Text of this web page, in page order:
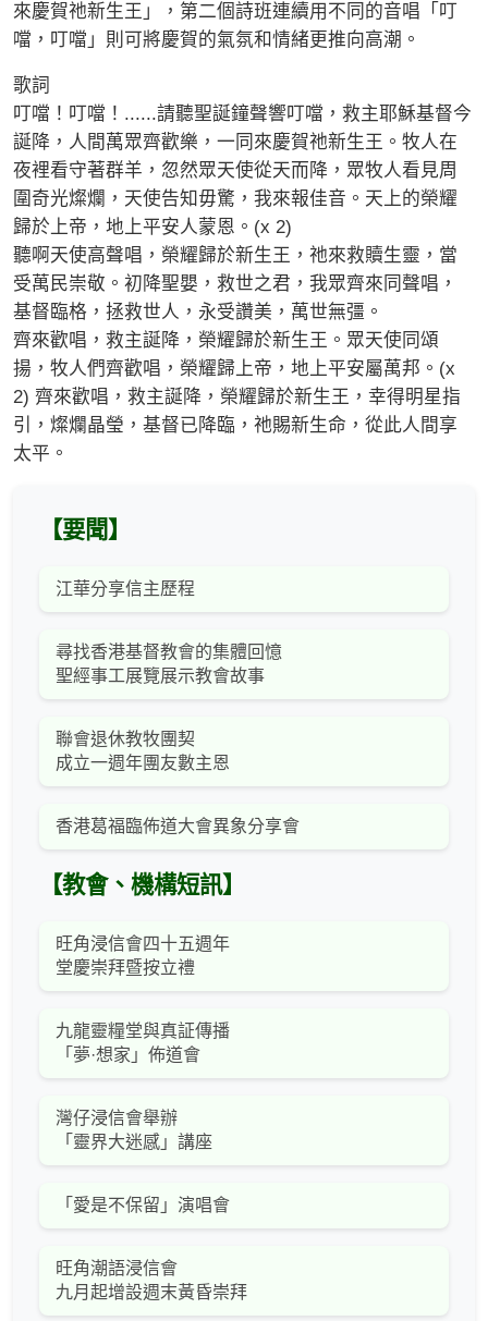
來慶賀祂新生王」，第二個詩班連續用不同的音唱「叮
噹，叮噹」則可將慶賀的氣氛和情緒更推向高潮。
歌詞
叮噹！叮噹！......請聽聖誕鐘聲響叮噹，救主耶穌基督今
誕降，人間萬眾齊歡樂，一同來慶賀祂新生王。牧人在
夜裡看守著群羊，忽然眾天使從天而降，眾牧人看見周
圍奇光燦爛，天使告知毋驚，我來報佳音。天上的榮耀
歸於上帝，地上平安人蒙恩。(x 2)
聽啊天使高聲唱，榮耀歸於新生王，祂來救贖生靈，當
受萬民崇敬。初降聖嬰，救世之君，我眾齊來同聲唱，
基督臨格，拯救世人，永受讚美，萬世無彊。
齊來歡唱，救主誕降，榮耀歸於新生王。眾天使同頌
揚，牧人們齊歡唱，榮耀歸上帝，地上平安屬萬邦。(x
2) 齊來歡唱，救主誕降，榮耀歸於新生王，幸得明星指
引，燦爛晶瑩，基督已降臨，祂賜新生命，從此人間享
太平。
【要聞】
江華分享信主歷程
尋找香港基督教會的集體回憶
聖經事工展覽展示教會故事
聯會退休教牧團契
成立一週年團友數主恩
香港葛福臨佈道大會異象分享會
【教會、機構短訊】
旺角浸信會四十五週年
堂慶崇拜暨按立禮
九龍靈糧堂與真証傳播
「夢·想家」佈道會
灣仔浸信會舉辦
「靈界大迷感」講座
「愛是不保留」演唱會
旺角潮語浸信會
九月起增設週末黃昏崇拜